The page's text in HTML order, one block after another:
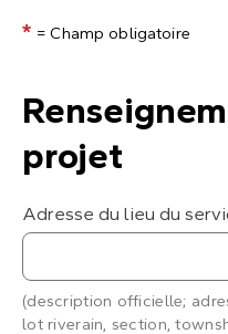
* = Champ obligatoire
projet
Adresse du lieu du
(description officielle;
lot riverain, section,